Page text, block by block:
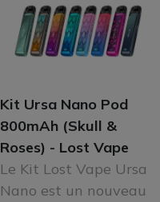
Kit Ursa Nano Pod
800mAh (Skull &
Roses) - Lost Vape
Le Kit Lost Vape Ursa
Nano est un nouveau